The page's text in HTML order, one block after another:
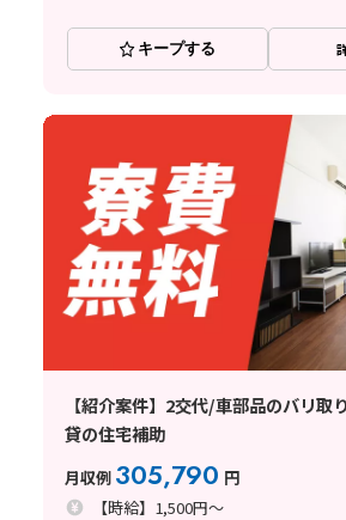
キープする
【紹介案件】2交代/車部品のバリ
貸の住宅補助
月収例 305,790 円
【時給】1,500円～